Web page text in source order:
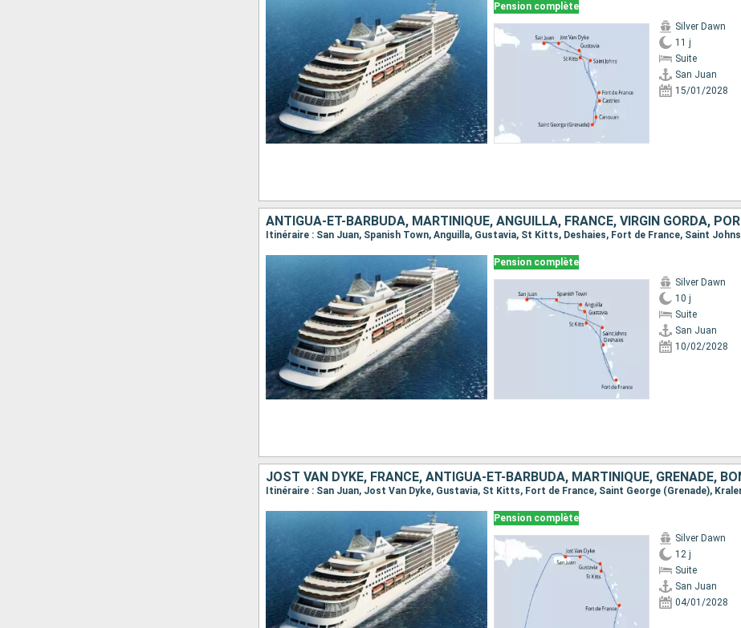
Pension complète
Silver Dawn
11 j
Suite
San Juan
15/01/2028
Itinéraire : San Juan, Spanish Town, Anguilla, Gustavia, St Kitts, Deshaies, Fort de France, Saint Johns
Pension complète
Silver Dawn
10 j
Suite
San Juan
10/02/2028
Pension complète
Silver Dawn
12 j
Suite
San Juan
04/01/2028